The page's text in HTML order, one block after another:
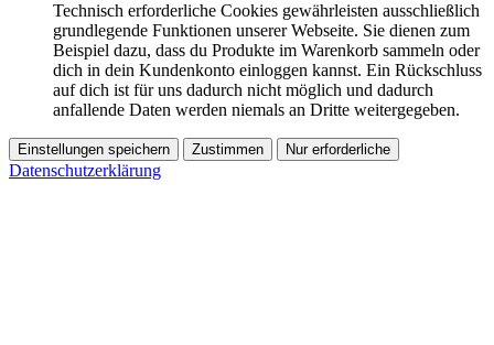
Technisch erforderliche Cookies gewährleisten ausschließlich
grundlegende Funktionen unserer Webseite. Sie dienen zum
Beispiel dazu, dass du Produkte im Warenkorb sammeln oder
dich in dein Kundenkonto einloggen kannst. Ein Rückschluss
auf dich ist für uns dadurch nicht möglich und dadurch
anfallende Daten werden niemals an Dritte weitergegeben.
Einstellungen speichern Zustimmen Nur erforderliche
Datenschutzerklärung